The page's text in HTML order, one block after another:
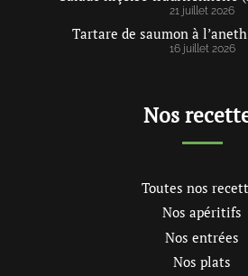
21 juillet 2026
Tartare de saumon à
16 juillet 2026
Nos
Toutes nos
Nos apéritifs
Nos entrées
Nos plats